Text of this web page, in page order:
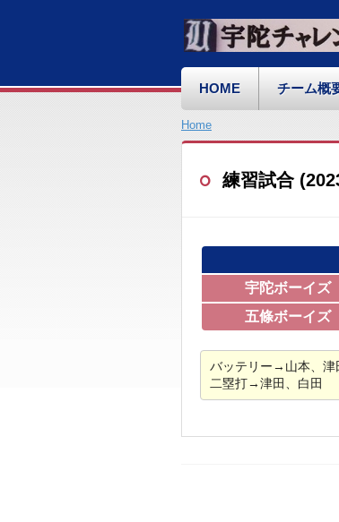
HOME チーム概
Home
練習試合
宇陀ボーイズ
五條ボーイズ
バッテリー→山本、津
二塁打→津田、白田